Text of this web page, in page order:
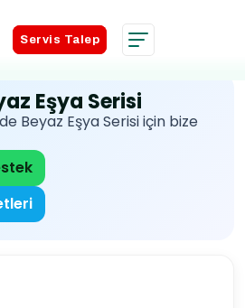
Servis Talep
Servis Talep
Eşya Serisi
Beyaz Eşya Serisi için bize